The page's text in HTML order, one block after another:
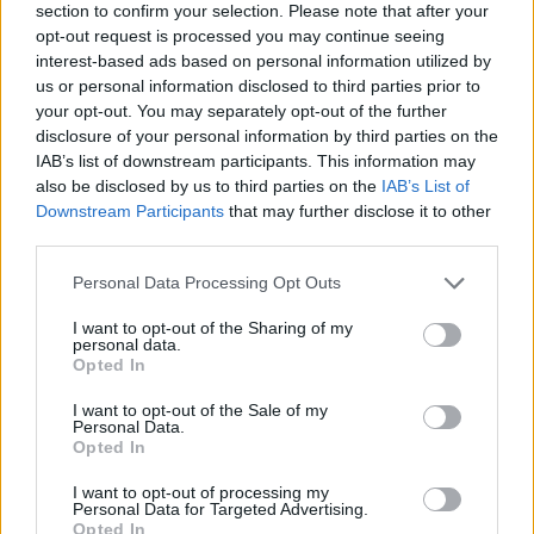
section to confirm your selection. Please note that after your
opt-out request is processed you may continue seeing
interest-based ads based on personal information utilized by
us or personal information disclosed to third parties prior to
your opt-out. You may separately opt-out of the further
disclosure of your personal information by third parties on the
IAB’s list of downstream participants. This information may
also be disclosed by us to third parties on the IAB’s List of
Downstream Participants that may further disclose it to other
Personal Data Processing Opt Outs
I want to opt-out of the Sharing of my
personal data.
Opted In
I want to opt-out of the Sale of my
Personal Data.
Opted In
I want to opt-out of processing my
Personal Data for Targeted Advertising.
Opted In
temperatures
7 d'agost de 2026
Amposta recupera les Cases del Castell
i culmina un projecte estratègic que
vincula patrimoni, turisme i
gastronomia
6 d'agost de 2026